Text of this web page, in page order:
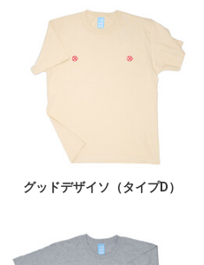
グッドデザイソ（タイプD）